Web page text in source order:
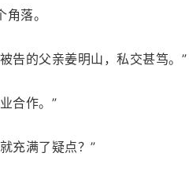
落。
告的父亲姜明山，私交甚笃。”
合作。”
充满了疑点？”